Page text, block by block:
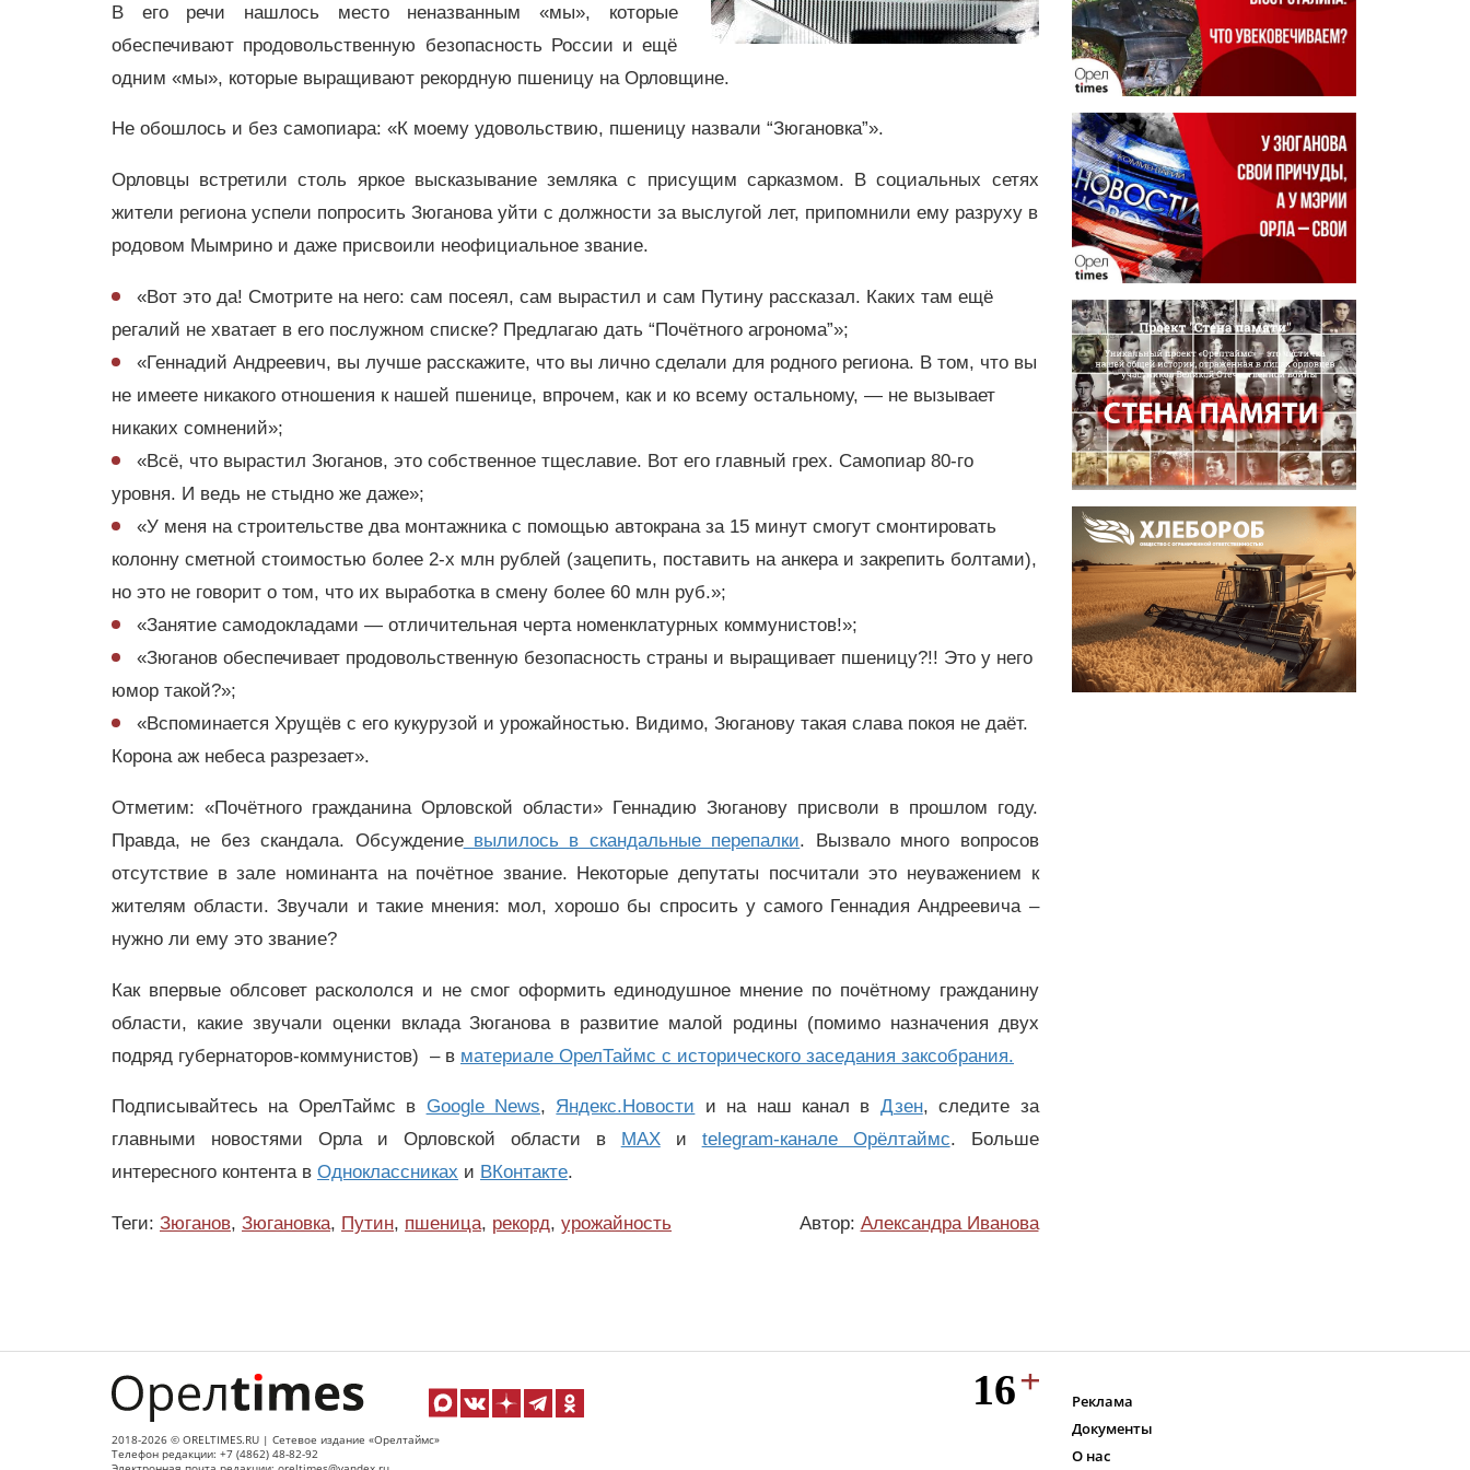
В его речи нашлось место неназванным «мы», которые
обеспечивают продовольственную безопасность России и ещё
одним «мы», которые выращивают рекордную пшеницу на Орловщине.
Не обошлось и без самопиара: «К моему удовольствию, пшеницу назвали “Зюгановка”».
Орловцы встретили столь яркое высказывание земляка с присущим сарказмом. В социальных сетях
жители региона успели попросить Зюганова уйти с должности за выслугой лет, припомнили ему разруху в
родовом Мымрино и даже присвоили неофициальное звание.
«Вот это да! Смотрите на него: сам посеял, сам вырастил и сам Путину рассказал. Каких там ещё
регалий не хватает в его послужном списке? Предлагаю дать “Почётного агронома”»;
«Геннадий Андреевич, вы лучше расскажите, что вы лично сделали для родного региона. В том, что вы
не имеете никакого отношения к нашей пшенице, впрочем, как и ко всему остальному, — не вызывает
никаких сомнений»;
«Всё, что вырастил Зюганов, это собственное тщеславие. Вот его главный грех. Самопиар 80-го
уровня. И ведь не стыдно же даже»;
«У меня на строительстве два монтажника с помощью автокрана за 15 минут смогут смонтировать
колонну сметной стоимостью более 2-х млн рублей (зацепить, поставить на анкера и закрепить болтами),
но это не говорит о том, что их выработка в смену более 60 млн руб.»;
«Занятие самодокладами — отличительная черта номенклатурных коммунистов!»;
«Зюганов обеспечивает продовольственную безопасность страны и выращивает пшеницу?!! Это у него
юмор такой?»;
«Вспоминается Хрущёв с его кукурузой и урожайностью. Видимо, Зюганову такая слава покоя не даёт.
Корона аж небеса разрезает».
Отметим: «Почётного гражданина Орловской области» Геннадию Зюганову присволи в прошлом году.
Правда, не без скандала. Обсуждениевылилось в скандальные перепалки. Вызвало много вопросов
отсутствие в зале номинанта на почётное звание. Некоторые депутаты посчитали это неуважением к
жителям области. Звучали и такие мнения: мол, хорошо бы спросить у самого Геннадия Андреевича –
нужно ли ему это звание?
Как впервые облсовет раскололся и не смог оформить единодушное мнение по почётному гражданину
области, какие звучали оценки вклада Зюганова в развитие малой родины (помимо назначения двух
подряд губернаторов-коммунистов) – в материале ОрелТаймс с исторического заседания заксобрания.
Подписывайтесь на ОрелТаймс в Google News, Яндекс.Новости и на наш канал в Дзен, следите за
главными новостями Орла и Орловской области в
MAXи telegram-канале Орёлтаймс. Больше
интересного контента в Одноклассниках и ВКонтакте.
Теги: Зюганов, Зюгановка, Путин, пшеница, рекорд, урожайность Автор: Александра Иванова
2018-2026 © ORELTIMES.RU | Сетевое издание «Орелтаймс»
Телефон редакции: +7 (4862) 48-82-92
Реклама
Документы
О нас